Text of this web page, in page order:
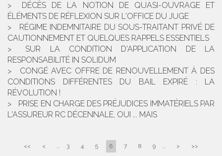
DÉCÈS DE LA NOTION DE QUASI-OUVRAGE ET
ÉLÉMENTS DE RÉFLEXION SUR L'OFFICE DU JUGE
RÉGIME INDEMNITAIRE DU SOUS-TRAITANT PRIVÉ DE
CAUTIONNEMENT ET QUELQUES RAPPELS ESSENTIELS
SUR LA CONDITION D'APPLICATION DE LA
RESPONSABILITÉ IN SOLIDUM
CONGÉ AVEC OFFRE DE RENOUVELLEMENT À DES
CONDITIONS DIFFÉRENTES DU BAIL EXPIRÉ : LA
RÉVOLUTION !
PRISE EN CHARGE DES PRÉJUDICES IMMATÉRIELS PAR
L'ASSUREUR RC DÉCENNALE, OUI ... MAIS
<< < ... 3 4 5 6 7 8 9 ... > >>